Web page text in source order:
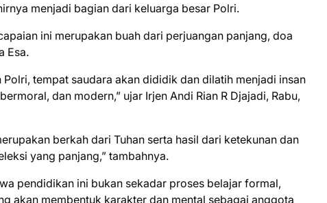
menjadi bagian dari keluarga besar Polri.
ini merupakan buah dari perjuangan panjang, doa
Esa.
tempat saudara akan dididik dan dilatih menjadi insan
dan modern,” ujar Irjen Andi Rian R Djajadi, Rabu,
berkah dari Tuhan serta hasil dari ketekunan dan
yang panjang,” tambahnya.
pendidikan ini bukan sekadar proses belajar formal,
akan membentuk karakter dan mental sebagai anggota